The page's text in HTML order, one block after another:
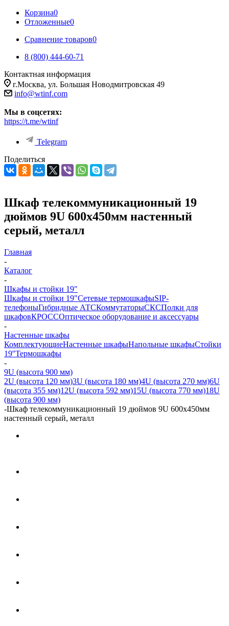
Корзина0
Отложенные0
Сравнение товаров0
8 (800) 444-60-71
Контактная информация
г.Москва, ул. Большая Новодмитровская 49
info@wtinf.com
Мы в соцсетях:
https://t.me/wtinf
Telegram
Поделиться
Шкаф телекоммуникационный 19
дюймов 9U 600x450мм настенный
серый, металл
Главная
-
Каталог
-
Шкафы и стойки 19"
Шкафы и стойки 19"Сетевые термошкафыSIP-
телефоныГибридные АТСКоммутаторыСКСПолки для
шкафовКРОССОптическое оборудование и аксессуары
-
Настенные шкафы
КомплектующиеНастенные шкафыНапольные шкафыСтойки
19''Термошкафы
-
9U (высота 900 мм)
2U (высота 120 мм)3U (высота 180 мм)4U (высота 270 мм)6U
(высота 355 мм)12U (высота 592 мм)15U (высота 770 мм)18U
(высота 900 мм)
-Шкаф телекоммуникационный 19 дюймов 9U 600x450мм
настенный серый, металл